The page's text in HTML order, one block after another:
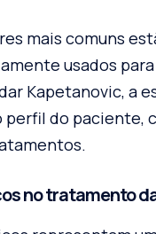
mais comuns
usados
Kapetanovic, a
perfil do
no tratamento